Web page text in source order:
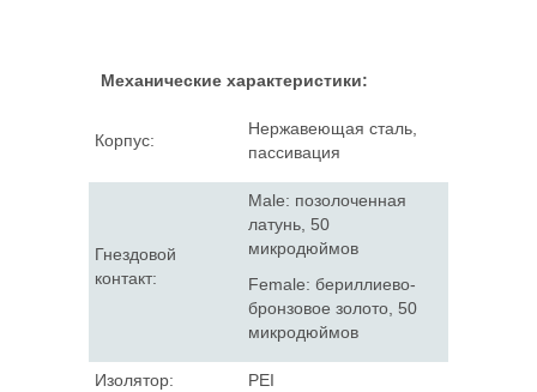
Механические характеристики:
Корпус:
Нержавеющая сталь,
пассивация
Гнездовой
контакт:
Male: позолоченная
латунь, 50
микродюймов
Female: бериллиево-
бронзовое золото, 50
микродюймов
Изолятор: PEI